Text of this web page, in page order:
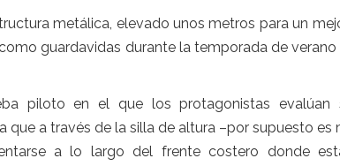
metálica, elevado unos metros para un
guardavidas durante la temporada de verano
piloto en el que los protagonistas evalúan
que a través de la silla de altura –por supuesto es
a lo largo del frente costero donde